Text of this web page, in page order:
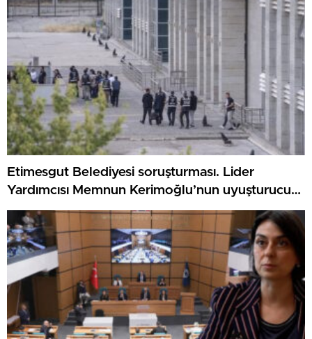
Etimesgut Belediyesi soruşturması. Lider
Yardımcısı Memnun Kerimoğlu’nun uyuşturucu
testi olumlu çıktı